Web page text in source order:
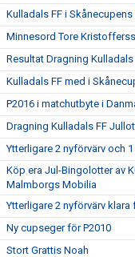
Kulladals FF i Skånecupens
Minnesord Tore
Resultat Dragning
Kulladals FF med i
P2016 i matchutbyte i
Dragning Kulladals FF
Ytterligare 2 nyförvärv och
Köp era Jul-Bingolotter av
Malmborgs Mobilia
Ytterligare 2 nyförvärv klara
Ny cupseger för P2010
Stort Grattis Noah